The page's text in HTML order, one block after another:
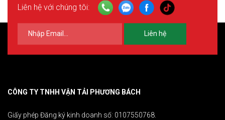
Liên hệ với chúng tôi:
Liên hệ
CÔNG TY TNHH VẬN TẢI PHƯƠNG BÁCH
Giấy phép Đăng ký kinh doanh số: 0107550768.